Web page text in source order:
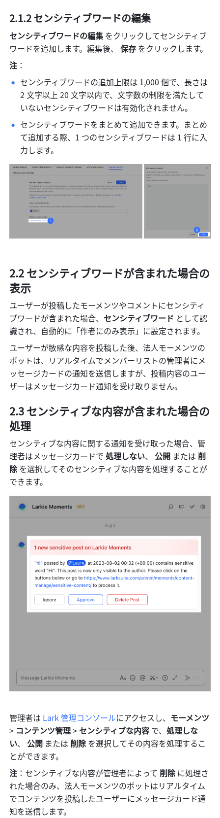
2.1.2 センシティブワードの編集
センシティブワードの編集 をクリックしてセンシティブ
ワードを追加します。編集後、 保存 をクリックします。
注 ：
センシティブワードの追加上限は 1,000 個で、長さは
2 文字以上 20 文字以内で、文字数の制限を満たして
いないセンシティブワードは有効化されません。
センシティブワードをまとめて追加できます。まとめ
て追加する際、1 つのセンシティブワードは 1 行に入
力します。
2.2 センシティブワードが含まれた場合の
表示
ユーザーが投稿したモーメンツやコメントにセンシティ
ブワードが含まれた場合、 センシティブワード として認
識され、自動的に「作者にのみ表示」に設定されます。
ユーザーが敏感な内容を投稿した後、法人モーメンツの
ボットは、リアルタイムでメンバーリストの管理者にメ
ッセージカードの通知を送信しますが、投稿内容のユー
ザーはメッセージカード通知を受け取りません。
2.3 センシティブな内容が含まれた場合の
処理
センシティブな内容に関する通知を受け取った場合、管
理者はメッセージカードで 処理しない、 公開 または 削
除 を選択してそのセンシティブな内容を処理することが
できます。
管理者は Lark 管理コンソールにアクセスし、
> コンテンツ管理 > センシティブな内容 で、処理しな
い、 公開 または 削除 を選択してその内容を処理するこ
とができます。
注 ：センシティブな内容が管理者によって 削除 に処理さ
れた場合のみ、法人モーメンツのボットはリアルタイム
でコンテンツを投稿したユーザーにメッセージカード通
知を送信します。